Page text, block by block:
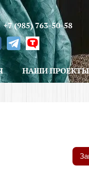
+7 (985) 763-50-58
НАШИ ПРОЕКТЫ